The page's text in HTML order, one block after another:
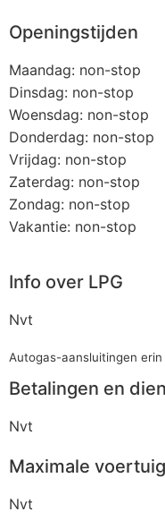
Openingstijden
Maandag: non-stop
Dinsdag: non-stop
Woensdag: non-stop
Donderdag: non-stop
Vrijdag: non-stop
Zaterdag: non-stop
Zondag: non-stop
Vakantie: non-stop
Info over LPG
Nvt
Autogas-aansluitingen
Betalingen en
Nvt
Maximale
Nvt